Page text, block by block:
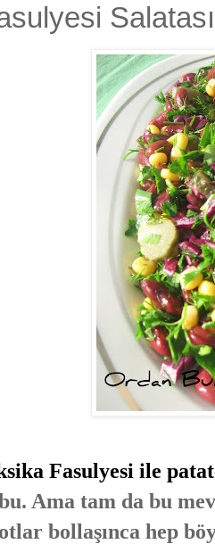
Salatası
Fasulyesi ile
Ama tam da bu
bollaşınca hep